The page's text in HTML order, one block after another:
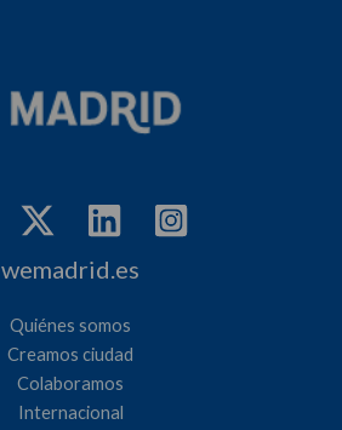
wemadrid.es
Quiénes somos
Creamos ciudad
Colaboramos
Internacional